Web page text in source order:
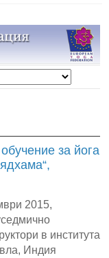
за йога
2015,
в института
Индия